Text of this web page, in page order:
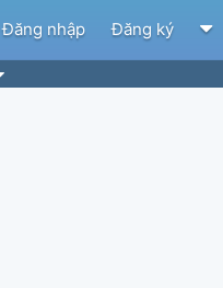
Đăng nhập Đăng ký